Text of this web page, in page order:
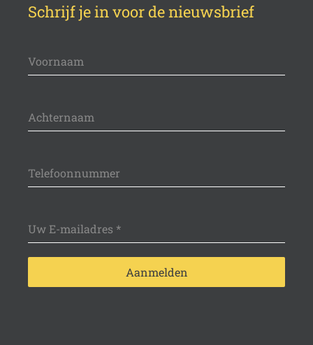
Schrijf je in voor de nieuwsbrief
Voornaam
Achternaam
Telefoonnummer
Uw E-mailadres *
Aanmelden